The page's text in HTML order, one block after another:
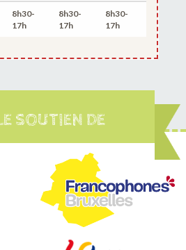
8h30-
17h
8h30-
17h
8h30-
17h
SOUTIEN DE